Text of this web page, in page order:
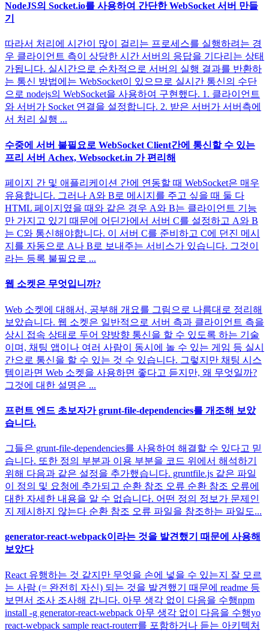
NodeJS의 Socket.io를 사용하여 간단한 WebSocket 서버 만들
기
따라서 처리에 시간이 많이 걸리는 프로세스를 실행하려는 경
우 클라이언트 측이 상당한 시간 서버의 응답을 기다리는 상태
가됩니다. 실시간으로 순차적으로 서버의 실행 결과를 반환하
는 통신 방법에는 WebSocket이 있으므로 실시간 통신의 수단
으로 nodejs의 WebSocket을 사용하여 구현했다. 1. 클라이언트
와 서버가 Socket 연결을 설정합니다. 2. 받은 서버가 서버측에
서 처리 실행 ...
수중에 서버 불필요로 WebSocket Client간에 통신할 수 있는
프리 서버 Achex, Websocket.in 가 편리해
페이지 간 및 애플리케이션 간에 연동할 때 WebSocket은 매우
유용합니다. 그러나 A와 B로 메시지를 주고 싶을 때 둘 다
HTML 페이지였을 때와 같은 경우 A와 B는 클라이언트 기능
만 가지고 있기 때문에 어딘가에서 서버 C를 설정하고 A와 B
는 C와 통신해야합니다. 이 서버 C를 준비하고 C에 던진 메시
지를 자동으로 A나 B로 보내주는 서비스가 있습니다. 그것이
라는 등록 불필요로 ...
웹 소켓은 무엇입니까?
Web 소켓에 대해서, 공부해 개요를 그림으로 나름대로 정리해
보았습니다. 웹 소켓은 일반적으로 서버 측과 클라이언트 측을
상시 접속 상태로 두어 양방향 통신을 할 수 있도록 하는 기술
이며, 채팅 앱이나 여러 사람이 동시에 놀 수 있는 게임 등 실시
간으로 통신을 할 수 있는 것 수 있습니다. 그렇지만 채팅 시스
템이라면 Web 소켓을 사용하면 좋다고 듣지만, 왜 무엇일까?
그것에 대한 설명은 ...
프런트 엔드 초보자가 grunt-file-dependencies를 개조해 보았
습니다.
그들은 grunt-file-dependencies를 사용하여 해결할 수 있다고 믿
습니다. 또한 정의 부분과 이용 부분을 코드 위에서 해석하기
위해 다음과 같은 설정을 추가했습니다. gruntfile.js 같은 파일
이 정의 및 요청에 추가되고 순환 참조 오류 순환 참조 오류에
대한 자세한 내용을 알 수 없습니다. 어떤 정의 정보가 문제인
지 제시하지 않는다 순환 참조 오류 파일을 참조하는 파일도...
generator-react-webpack이라는 것을 발견했기 때문에 사용해
보았다
React 유행하는 것 같지만 무엇을 손에 넣을 수 있는지 잘 모르
는 사람 (= 완전히 자신) 되는 것을 발견했기 때문에 readme 등
보면서 조사 조사해 갑니다. 아무 생각 없이 다음을 수행npm
install -g generator-react-webpack 아무 생각 없이 다음을 수행yo
react-webpack sample react-routerr를 포함하거나 듣는 아키텍처